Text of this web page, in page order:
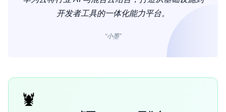
开发者工具的一体化能力平台。
“小墨”
🦞